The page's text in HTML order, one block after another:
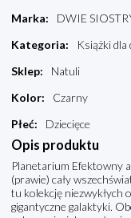
Marka:
DWIE
Kategoria:
Książki dla
Sklep:
Natuli
Kolor:
Czarny
Płeć: Dziecięce
Opis produktu
Planetarium Efektowny
(prawie) cały
tu kolekcję niezwykłych
gigantyczne galaktyki.